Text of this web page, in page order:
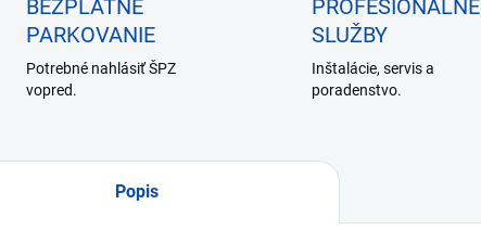
BEZPLATNÉ
PARKOVANIE
Potrebné nahlásiť ŠPZ
vopred.
PROFESIONÁLNE
SLUŽBY
Inštalácie, servis a
poradenstvo.
Popis